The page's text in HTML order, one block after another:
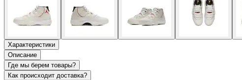
Характеристики
Описание
Где мы берем товары?
Как происходит доставка?